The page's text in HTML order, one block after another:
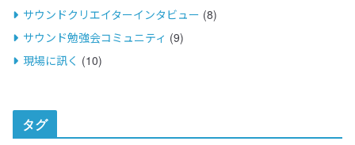
サウンドクリエイターインタビュー (8)
サウンド勉強会コミュニティ (9)
現場に訊く (10)
タグ